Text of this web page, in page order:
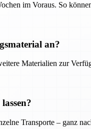
im Voraus. So
an?
Materialien zur
Transporte – ganz